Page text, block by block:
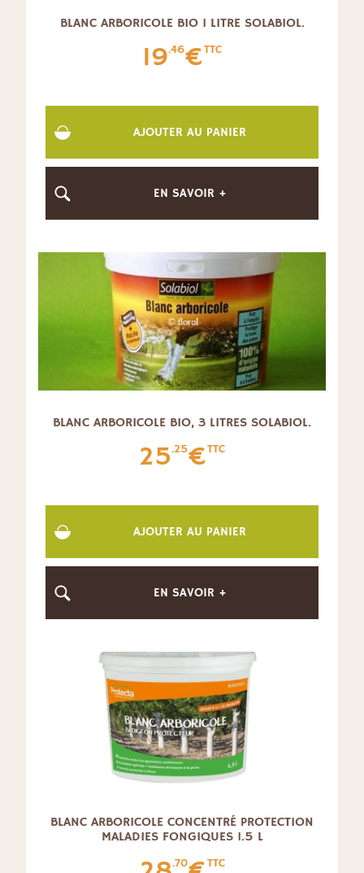
BLANC ARBORICOLE BIO 1 LITRE SOLABIOL.
19.46€TTC
AJOUTER AU PANIER
EN SAVOIR +
BLANC ARBORICOLE BIO, 3 LITRES SOLABIOL.
25.25€TTC
AJOUTER AU PANIER
EN SAVOIR +
BLANC ARBORICOLE CONCENTRÉ PROTECTION
MALADIES FONGIQUES 1.5 L
.70 TTC